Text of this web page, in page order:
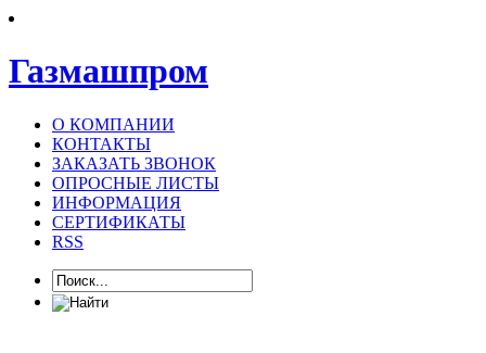
Газмашпром
О КОМПАНИИ
КОНТАКТЫ
ЗАКАЗАТЬ ЗВОНОК
ОПРОСНЫЕ ЛИСТЫ
ИНФОРМАЦИЯ
СЕРТИФИКАТЫ
RSS